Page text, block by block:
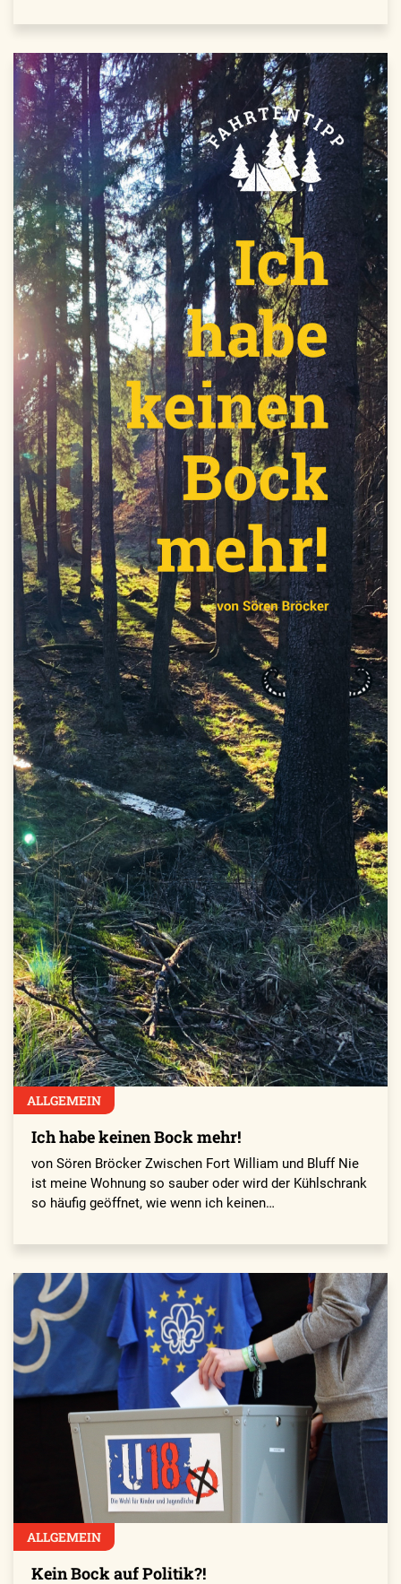
ALLGEMEIN
Ich habe keinen Bock mehr!
von Sören Bröcker Zwischen Fort William und Bluff Nie
ist meine Wohnung so sauber oder wird der Kühlschrank
so häufig geöffnet, wie wenn ich keinen…
ALLGEMEIN
Kein Bock auf ­Politik?!